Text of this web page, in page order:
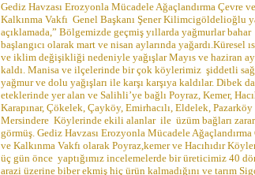
Gediz Havzası Erozyonla Mücadele Ağaçlandırma Çevre ve
Kalkınma Vakfı Genel Başkanı Şener Kilimcigöldelioğlu
açıklamada,” Bölgemizde geçmiş yıllarda yağmurlar bahar
başlangıcı olarak mart ve nisan aylarında yağardı.Küresel
ve iklim değişikliği nedeniyle yağışlar Mayıs ve haziran
kaldı. Manisa ve ilçelerinde bir çok köylerimiz şiddetli
yağmur ve dolu yağışları ile karşı karşıya kaldılar. Dibek
eteklerinde yer alan ve Salihli’ye bağlı Poyraz, Kemer,
Karapınar, Çökelek, Çayköy, Emirhacılı, Eldelek, Pazarköy
Mersindere Köylerinde ekili alanlar ile üzüm bağları zarar
görmüş. Gediz Havzası Erozyonla Mücadele Ağaçlandırma
ve Kalkınma Vakfı olarak Poyraz,kemer ve Hacıhıdır
üç gün önce yaptığımız incelemelerde bir üreticimiz 40
arazi üzerine biber ekmiş hiç ürün kalmadığını ve tarım